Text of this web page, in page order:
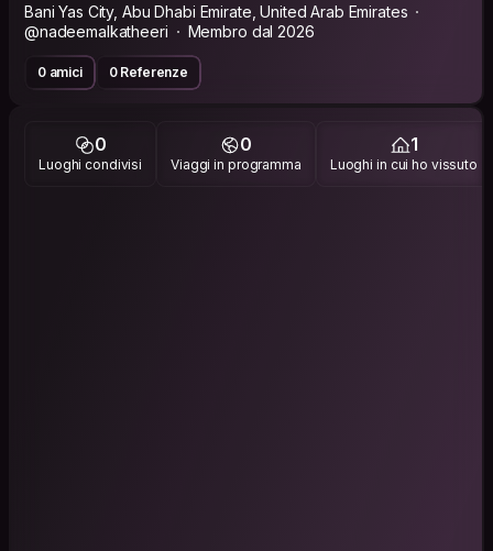
Bani Yas City, Abu Dhabi Emirate, United Arab Emirates
@nadeemalkatheeri
Membro dal 2026
0 amici 0 Referenze
0
Luoghi condivisi
0
Viaggi in programma
1
Luoghi in cui ho vissuto